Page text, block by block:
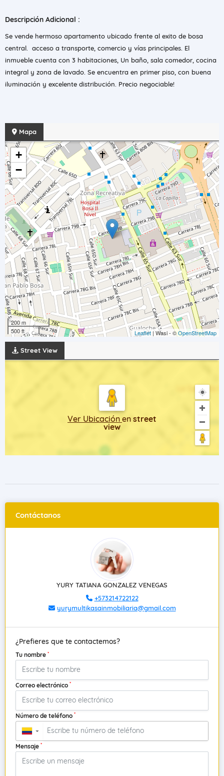
Descripción Adicional :
Se vende hermoso apartamento ubicado frente al exito de bosa
central. acceso a transporte, comercio y vías principales. El
inmueble cuenta con 3 habitaciones, Un baño, sala comedor, cocina
integral y zona de lavado. Se encuentra en primer piso, con buena
iluminación y excelente distribución. Precio negociable!
Mapa
+
−
200 m
500 ft
Leaflet| Wasi - ©OpenStreetMap
Street View
Ver Ubicación en street
view
Contáctanos
YURY TATIANA GONZALEZ VENEGAS
+573214722122
yurymultikasainmobiliaria@gmail.com
¿Prefieres que te contactemos?
Tu nombre *
Correo electrónico *
Número de teléfono *
▼
Mensaje *